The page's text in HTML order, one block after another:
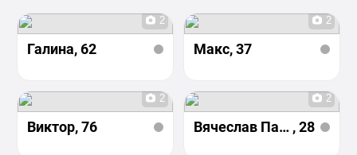
2
Галина, 62
2
Макс, 37
2
Виктор, 76
2
Вячеслав Пасарар , 28